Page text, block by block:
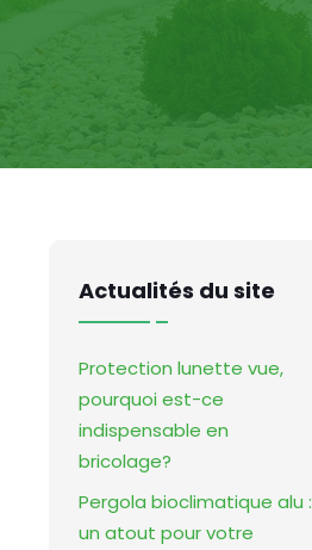
Actualités du site
Protection lunette vue,
pourquoi est-ce
indispensable en
bricolage?
Pergola bioclimatique alu :
un atout pour votre